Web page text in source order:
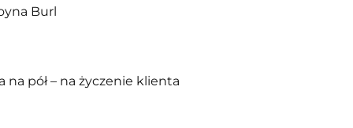
Burl
pół – na życzenie klienta